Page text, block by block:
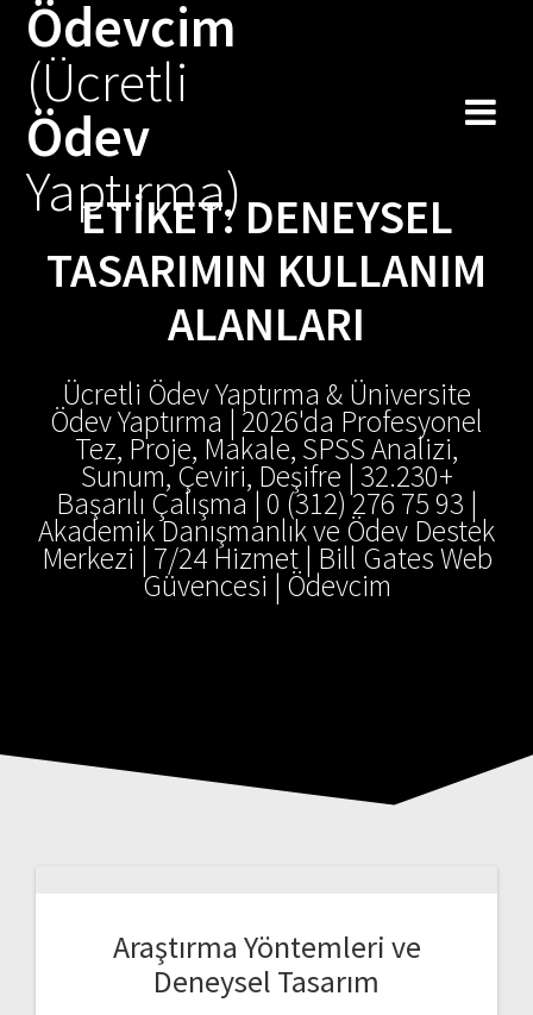
Ödevcim
(Ücretli
Ödev
Yaptırma)
ETIKET:DENEYSEL
TASARIMIN KULLANIM
ALANLARI
Ücretli Ödev Yaptırma & Üniversite
Ödev Yaptırma | 2026'da Profesyonel
Tez, Proje, Makale, SPSS Analizi,
Sunum, Çeviri, Deşifre | 32.230+
Başarılı Çalışma | 0 (312) 276 75 93 |
Akademik Danışmanlık ve Ödev Destek
Merkezi | 7/24 Hizmet | Bill Gates Web
Güvencesi | Ödevcim
Araştırma Yöntemleri ve
Deneysel Tasarım